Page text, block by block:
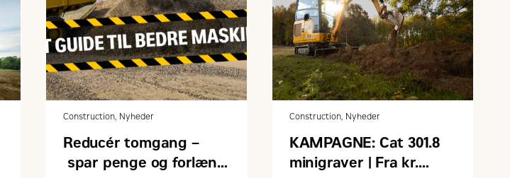
Construction, Nyheder
Reducér tomgang –
spar penge og forlæng
Construction, Nyheder
KAMPAGNE: Cat 301.8
minigraver | Fra kr.